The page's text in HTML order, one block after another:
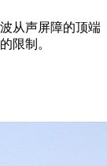
从声屏障的顶端
限制。